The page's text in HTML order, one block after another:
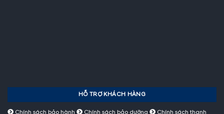
HỖ TRỢ KHÁCH HÀNG
Chính sách bảo hành Chính sách bảo dưỡng
Chính sách thanh